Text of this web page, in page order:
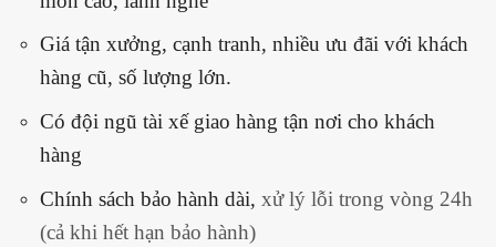
Giá tận xưởng, cạnh tranh, nhiều ưu đãi với khách
hàng cũ, số lượng lớn.
Có đội ngũ tài xế giao hàng tận nơi cho khách
hàng
Chính sách bảo hành dài, xử lý lỗi trong vòng 24h
(cả khi hết hạn bảo hành)